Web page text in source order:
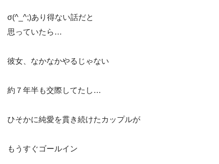
σ(^_^;)あり得ない話だと
思っていたら…
彼女、なかなかやるじゃない
約７年半も交際してたし…
ひそかに純愛を貫き続けたカップルが
もうすぐゴールイン